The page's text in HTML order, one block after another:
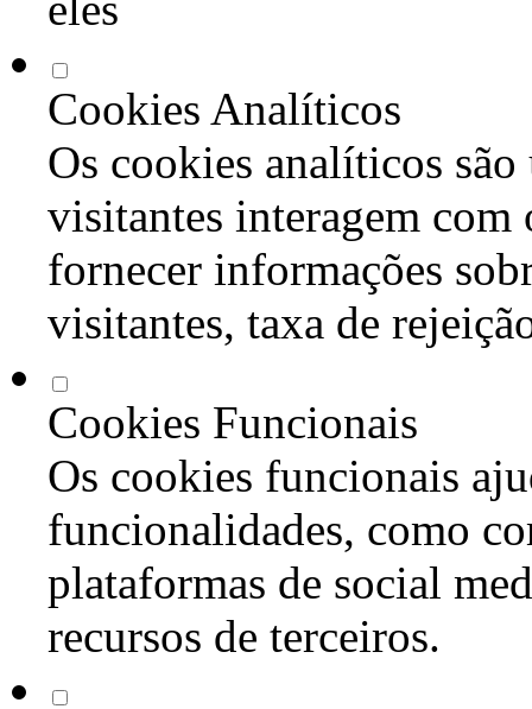
Cookies Analíticos
Os cookies analíticos são
visitantes interagem com
fornecer informações
visitantes, taxa de
Cookies Funcionais
Os cookies funcionais
funcionalidades, como
plataformas de social
recursos de terceiros.